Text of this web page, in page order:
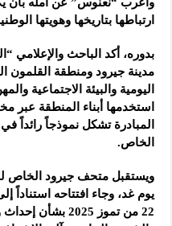
ارتباطها بتاريخها وهويتها
بدوره، أكد الباحث والإعلامي
مدينة جيرود ومنطقة القلمون
اليومية والبيئة الاجتماعية
استخدمها أبناء المنطقة عبر
المبادرة تشكل نموذجاً رائداً
الخاص.
ويستقبل متحف جيرود الخاص
يوم غد، وجاء افتتاحه استناداً
22 من تموز 2025